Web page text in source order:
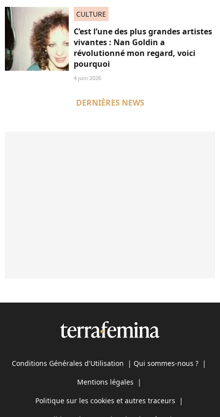
CULTURE
C’est l’une des plus grandes artistes
vivantes : Nan Goldin a
révolutionné mon regard, voici
pourquoi
4 juin 2026
DERNIÈRES NEWS
Conditions Générales d'Utilisation | Qui sommes-nous ? |
Mentions légales |
Politique sur les cookies et autres traceurs |